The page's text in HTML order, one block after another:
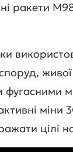
ракети
міни
цілі